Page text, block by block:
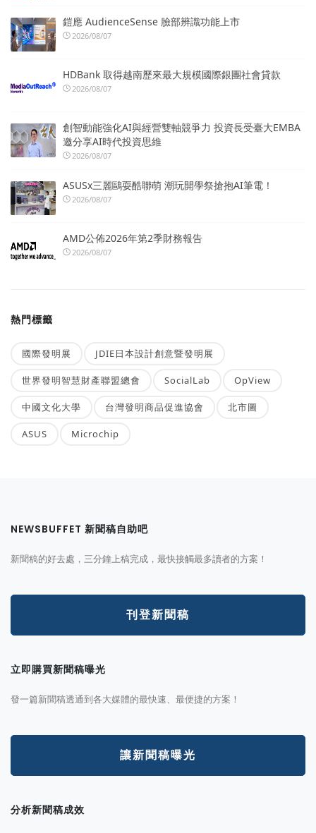
鎧應 AudienceSense 臉部辨識功能上市
2026/08/07
HDBank 取得越南歷來最大規模國際銀團社會貸款
2026/08/07
創智動能強化AI與經營雙軸競爭力 投資長受臺大EMBA
邀分享AI時代投資思維
2026/08/07
ASUSx三麗鷗耍酷聯萌 潮玩開學祭搶抱AI筆電！
2026/08/07
AMD公佈2026年第2季財務報告
2026/08/07
熱門標籤
國際發明展 JDIE日本設計創意暨發明展
世界發明智慧財產聯盟總會 SocialLab OpView
中國文化大學 台灣發明商品促進協會 北市圖
ASUS Microchip
NEWSBUFFET 新聞稿自助吧
新聞稿的好去處，三分鐘上稿完成，最快接觸最多讀者的方案！
刊登新聞稿
立即購買新聞稿曝光
發一篇新聞稿透通到各大媒體的最快速、最便捷的方案！
讓新聞稿曝光
分析新聞稿成效